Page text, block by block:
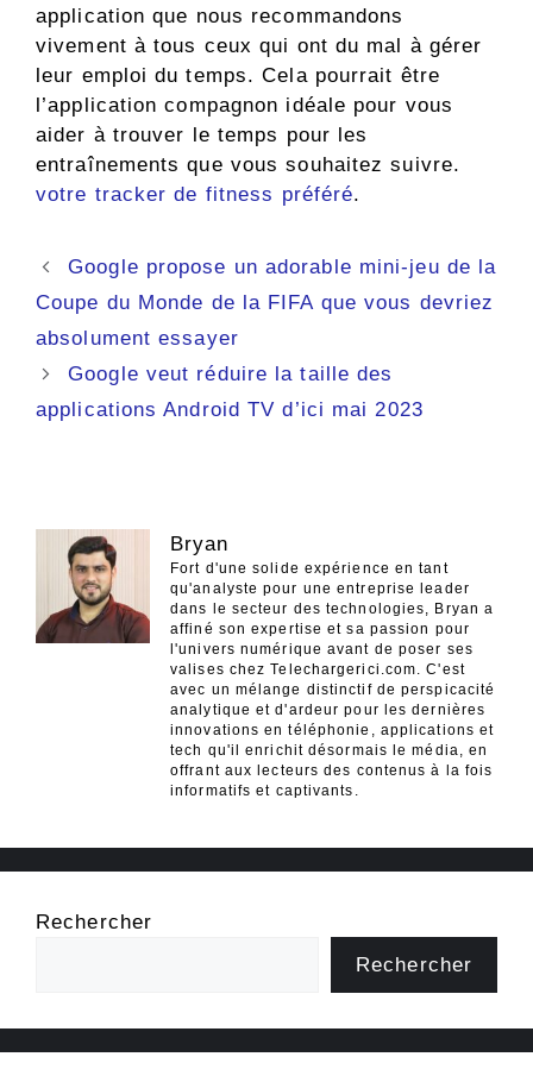
application que nous recommandons
vivement à tous ceux qui ont du mal à gérer
leur emploi du temps. Cela pourrait être
l’application compagnon idéale pour vous
aider à trouver le temps pour les
entraînements que vous souhaitez suivre.
votre tracker de fitness préféré.
Navigation
des
Google propose un adorable mini-jeu de la
Coupe du Monde de la FIFA que vous devriez
absolument essayer
Google veut réduire la taille des
applications Android TV d’ici mai 2023
Bryan
Fort d'une solide expérience en tant
qu'analyste pour une entreprise leader
dans le secteur des technologies, Bryan a
affiné son expertise et sa passion pour
l'univers numérique avant de poser ses
valises chez Telechargerici.com. C'est
avec un mélange distinctif de perspicacité
analytique et d'ardeur pour les dernières
innovations en téléphonie, applications et
tech qu'il enrichit désormais le média, en
offrant aux lecteurs des contenus à la fois
informatifs et captivants.
Rechercher
Rechercher